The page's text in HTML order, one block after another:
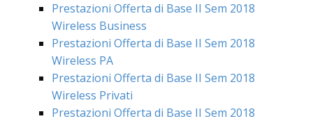
Prestazioni Offerta di Base II Sem 2018
Wireless Business
Prestazioni Offerta di Base II Sem 2018
Wireless PA
Prestazioni Offerta di Base II Sem 2018
Wireless Privati
Prestazioni Offerta di Base II Sem 2018